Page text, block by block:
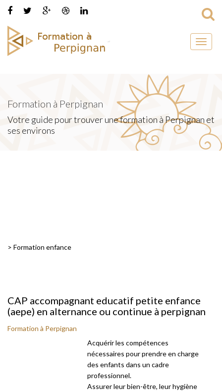
Toggle
Formation à Perpignan
Votre guide pour trouver une formation à Perpignan et
ses environs
> Formation enfance
CAP accompagnant educatif petite enfance
(aepe) en alternance ou continue à perpignan
Formation à Perpignan
Acquérir les compétences
nécessaires pour prendre en charge
des enfants dans un cadre
professionnel.
Assurer leur bien-être, leur hygiène